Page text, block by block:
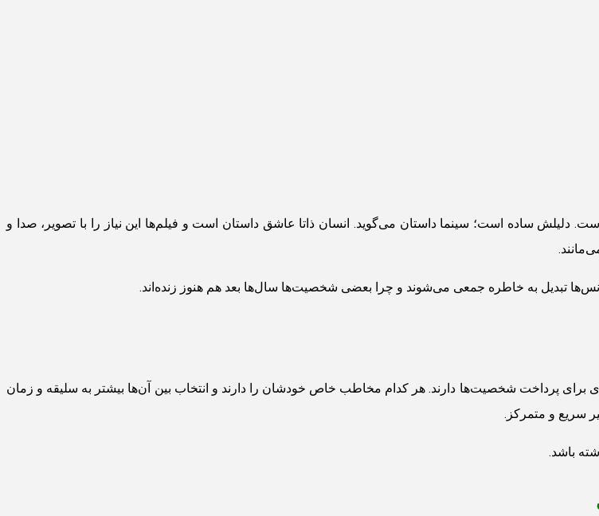
دلیلش ساده است؛ سینما داستان می‌گوید. انسان ذاتا عاشق داستان است و فیلم‌ها این نیاز را با تصویر، صدا و
تبدیل به خاطره جمعی می‌شوند و چرا بعضی شخصیت‌ها سال‌ها بعد هم هنوز زنده‌اند.
برای پرداخت شخصیت‌ها دارند. هر کدام مخاطب خاص خودشان را دارند و انتخاب بین آن‌ها بیشتر به سلیقه و زمان
سریع و متمرکز.
باشد.